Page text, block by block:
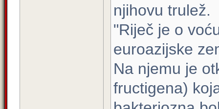
njihovu trulež.
"Riječ je o
euroazijske
Na njemu je
fructigena)